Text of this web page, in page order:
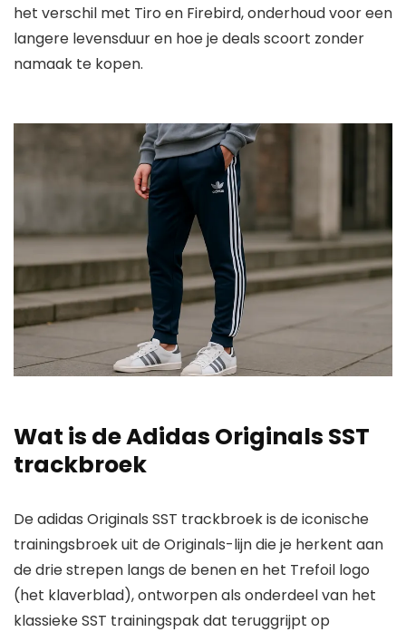
het verschil met Tiro en Firebird, onderhoud voor een
langere levensduur en hoe je deals scoort zonder
namaak te kopen.
Wat is de Adidas Originals SST
trackbroek
De adidas Originals SST trackbroek is de iconische
trainingsbroek uit de Originals-lijn die je herkent aan
de drie strepen langs de benen en het Trefoil logo
(het klaverblad), ontworpen als onderdeel van het
klassieke SST trainingspak dat teruggrijpt op